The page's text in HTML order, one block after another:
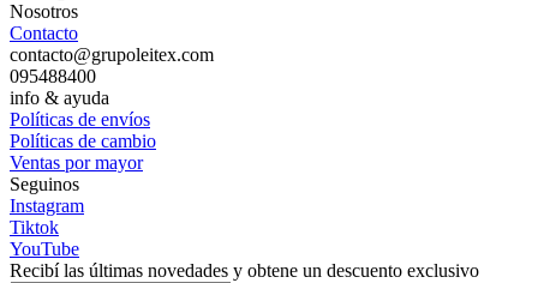
Nosotros
Contacto
contacto@grupoleitex.com
095488400
info & ayuda
Políticas de envíos
Políticas de cambio
Ventas por mayor
Seguinos
Instagram
Tiktok
YouTube
Recibí las últimas novedades y obtene un descuento exclusivo